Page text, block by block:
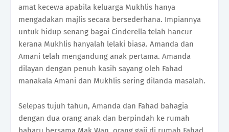
amat kecewa apabila keluarga Mukhlis hanya
mengadakan majlis secara bersederhana. Impiannya
untuk hidup senang bagai Cinderella telah hancur
kerana Mukhlis hanyalah lelaki biasa. Amanda dan
Amani telah mengandung anak pertama. Amanda
dilayan dengan penuh kasih sayang oleh Fahad
manakala Amani dan Mukhlis sering dilanda masalah.
Selepas tujuh tahun, Amanda dan Fahad bahagia
dengan dua orang anak dan berpindah ke rumah